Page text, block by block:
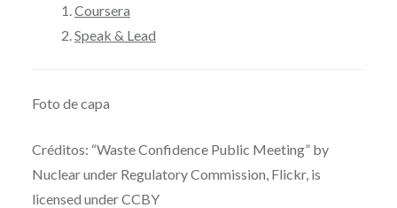
Coursera
Speak & Lead
Foto de capa
Créditos: “Waste Confidence Public Meeting” by
Nuclear under Regulatory Commission, Flickr, is
licensed under CCBY